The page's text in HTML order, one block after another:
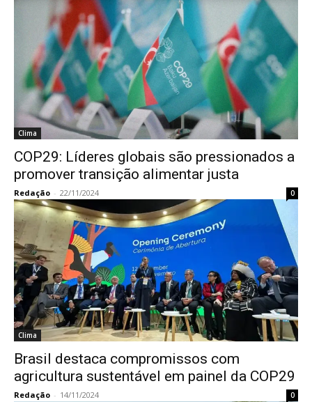
Clima
COP29: Líderes globais são pressionados a
promover transição alimentar justa
Redação - 22/11/2024 0
Clima
Brasil destaca compromissos com
agricultura sustentável em painel da COP29
Redação - 14/11/2024 0